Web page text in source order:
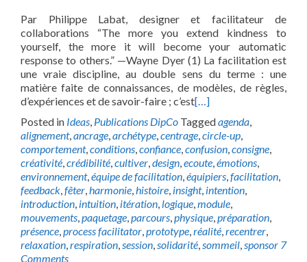
Par Philippe Labat, designer et facilitateur de
collaborations “The more you extend kindness to
yourself, the more it will become your automatic
response to others.” —Wayne Dyer (1) La facilitation est
une vraie discipline, au double sens du terme : une
matière faite de connaissances, de modèles, de règles,
d’expériences et de savoir-faire ; c’est[…]
Posted in Ideas, Publications DipCo Taggedagenda,
alignement,ancrage,archétype,centrage,circle-up,
comportement,conditions,confiance,confusion,consigne,
créativité,crédibilité,cultiver,design,ecoute,émotions,
environnement,équipe de facilitation,équipiers,facilitation,
feedback,fêter,harmonie,histoire, insight, intention,
introduction, intuition, itération, logique,module,
mouvements,paquetage,parcours,physique,préparation,
présence,process facilitator,prototype,réalité,recentrer,
relaxation,respiration,session,solidarité,sommeil,sponsor 7
Comments